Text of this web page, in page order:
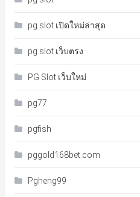
pg slot เปิดใหม่ล่าสุด
pg slot เว็บตรง
PG Slot เว็บใหม่
pg77
pgfish
pggold168bet.com
Pgheng99